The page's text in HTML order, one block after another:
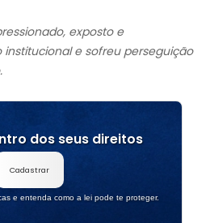
exposto e
e sofreu perseguição
dos seus direitos
Cadastrar
e entenda como a lei pode te proteger.